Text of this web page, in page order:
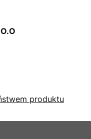
produktu